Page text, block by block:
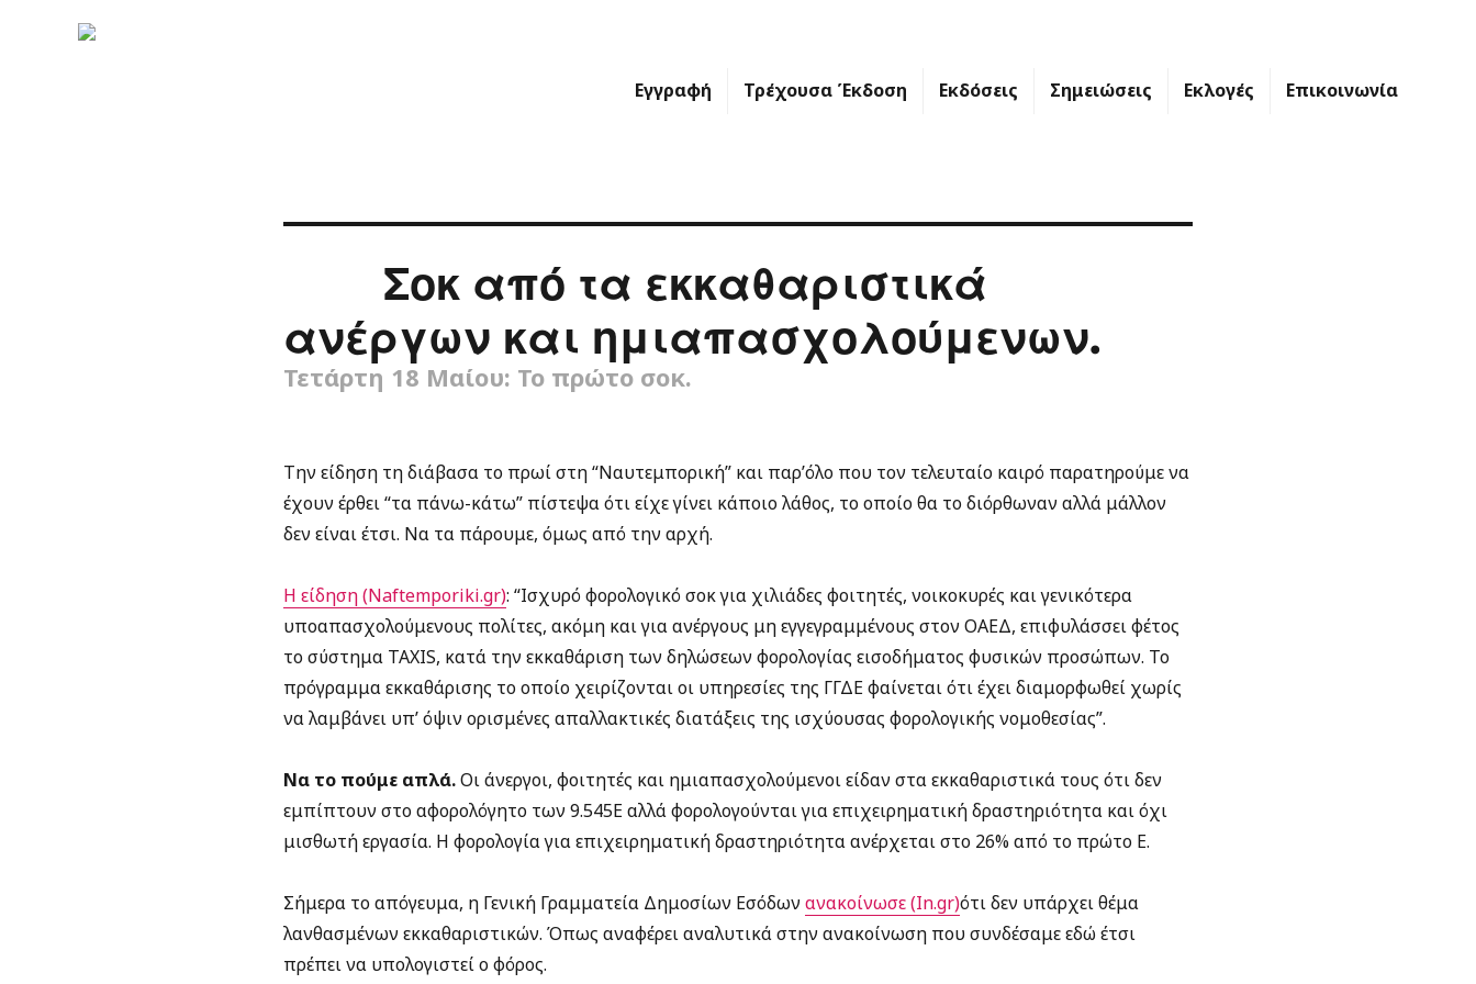
Εγγραφή Τρέχουσα Έκδοση Εκδόσεις Σημειώσεις Εκλογές Επικοινωνία
Σοκ από τα εκκαθαριστικά
ανέργων και ημιαπασχολούμενων.
Τετάρτη 18 Μαίου: Το πρώτο σοκ.
Την είδηση τη διάβασα το πρωί στη “Ναυτεμπορική” και παρ’όλο που τον τελευταίο καιρό παρατηρούμε να
έχουν έρθει “τα πάνω-κάτω” πίστεψα ότι είχε γίνει κάποιο λάθος, το οποίο θα το διόρθωναν αλλά μάλλον
δεν είναι έτσι. Να τα πάρουμε, όμως από την αρχή.
Η είδηση (Naftemporiki.gr): “Ισχυρό φορολογικό σοκ για χιλιάδες φοιτητές, νοικοκυρές και γενικότερα
υποαπασχολούμενους πολίτες, ακόμη και για ανέργους μη εγγεγραμμένους στον ΟΑΕΔ, επιφυλάσσει φέτος
το σύστημα ΤΑΧΙS, κατά την εκκαθάριση των δηλώσεων φορολογίας εισοδήματος φυσικών προσώπων. Το
πρόγραμμα εκκαθάρισης το οποίο χειρίζονται οι υπηρεσίες της ΓΓΔΕ φαίνεται ότι έχει διαμορφωθεί χωρίς
να λαμβάνει υπ’ όψιν ορισμένες απαλλακτικές διατάξεις της ισχύουσας φορολογικής νομοθεσίας”.
Να το πούμε απλά.Οι άνεργοι, φοιτητές και ημιαπασχολούμενοι είδαν στα εκκαθαριστικά τους ότι δεν
εμπίπτουν στο αφορολόγητο των 9.545Ε αλλά φορολογούνται για επιχειρηματική δραστηριότητα και όχι
μισθωτή εργασία. Η φορολογία για επιχειρηματική δραστηριότητα ανέρχεται στο 26% από το πρώτο Ε.
Σήμερα το απόγευμα, η Γενική Γραμματεία Δημοσίων Εσόδωνανακοίνωσε (In.gr)ότι δεν υπάρχει θέμα
λανθασμένων εκκαθαριστικών. Όπως αναφέρει αναλυτικά στην ανακοίνωση που συνδέσαμε εδώ έτσι
πρέπει να υπολογιστεί ο φόρος.